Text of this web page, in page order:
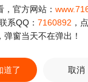
Loyalty Game
杰里科·罗萨雷斯/珍妮·古铁雷斯/卡米娜·维拉罗尔/
，官方网站：
系QQ： 7160892 ，
弹窗当天不在弹出！
道了 取消